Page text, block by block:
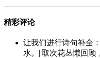
精彩评论
让我们进行诗句补全
水。||取次花丛懒回顾